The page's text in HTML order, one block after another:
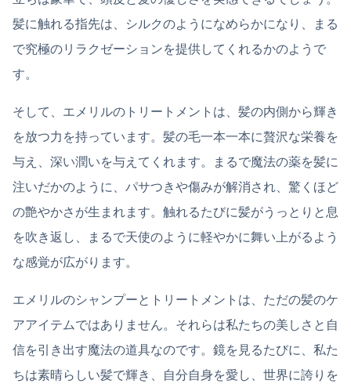
髪に触れる指先は、シルクのようになめらかになり、まる
で究極のリラクゼーションを提供してくれるかのようで
す。
そして、エメリルのトリートメントは、髪の内側から輝き
を放つ力を持っています。髪の毛一本一本に贅沢な栄養を
与え、深い潤いを与えてくれます。まるで魔法の薬を髪に
注いだかのように、パサつきや傷みが解消され、驚くほど
の艶やかさが生まれます。触れるたびに髪がうっとりと息
を吹き返し、まるで天使のように軽やかに舞い上がるよう
な感覚が広がります。
エメリルのシャンプーとトリートメントは、ただの髪のケ
アアイテムではありません。それらは私たちの美しさと自
信を引き出す魔法の道具なのです。鏡を見るたびに、私た
ちは素晴らしい髪で輝き、自分自身を愛し、世界に誇りを